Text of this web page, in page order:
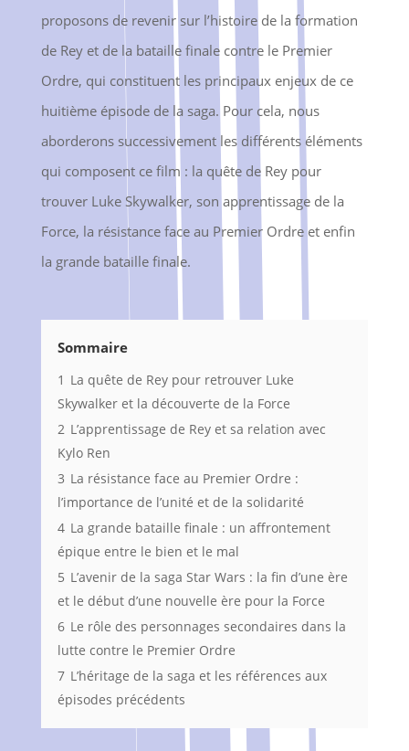
proposons de revenir sur l’histoire de la formation
de Rey et de la bataille finale contre le Premier
Ordre, qui constituent les principaux enjeux de ce
huitième épisode de la saga. Pour cela, nous
aborderons successivement les différents éléments
qui composent ce film : la quête de Rey pour
trouver Luke Skywalker, son apprentissage de la
Force, la résistance face au Premier Ordre et enfin
la grande bataille finale.
Sommaire
1 La quête de Rey pour retrouver Luke
Skywalker et la découverte de la Force
2 L’apprentissage de Rey et sa relation avec
Kylo Ren
3 La résistance face au Premier Ordre :
l’importance de l’unité et de la solidarité
4 La grande bataille finale : un affrontement
épique entre le bien et le mal
5 L’avenir de la saga Star Wars : la fin d’une ère
et le début d’une nouvelle ère pour la Force
6 Le rôle des personnages secondaires dans la
lutte contre le Premier Ordre
7 L’héritage de la saga et les références aux
épisodes précédents